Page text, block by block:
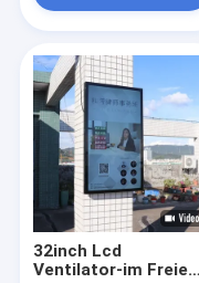
Produkte
Videos
Über uns
Fabrik-Ausflug
32inch Lcd
Ventilator-im Freien